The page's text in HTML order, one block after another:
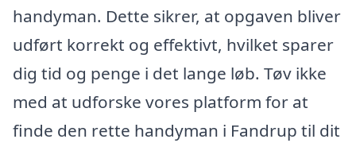
handyman. Dette sikrer, at opgaven bliver
udført korrekt og effektivt, hvilket sparer
dig tid og penge i det lange løb. Tøv ikke
med at udforske vores platform for at
finde den rette handyman i Fandrup til dit